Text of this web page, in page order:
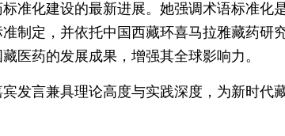
准化建设的最新进展。她强调术语标准化
制定，并依托中国西藏环喜马拉雅藏药研
医药的发展成果，增强其全球影响力。
发言兼具理论高度与实践深度，为新时代